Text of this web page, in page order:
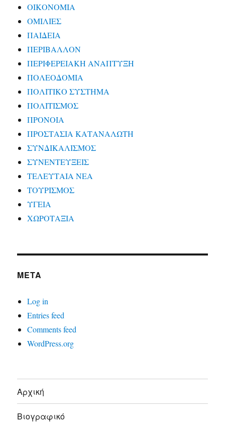
ΟΙΚΟΝΟΜΙΑ
ΟΜΙΛΙΕΣ
ΠΑΙΔΕΙΑ
ΠΕΡΙΒΑΛΛΟΝ
ΠΕΡΙΦΕΡΕΙΑΚΗ ΑΝΑΠΤΥΞΗ
ΠΟΛΕΟΔΟΜΙΑ
ΠΟΛΙΤΙΚΟ ΣΥΣΤΗΜΑ
ΠΟΛΙΤΙΣΜΟΣ
ΠΡΟΝΟΙΑ
ΠΡΟΣΤΑΣΙΑ ΚΑΤΑΝΑΛΩΤΗ
ΣΥΝΔΙΚΑΛΙΣΜΟΣ
ΣΥΝΕΝΤΕΥΞΕΙΣ
ΤΕΛΕΥΤΑΙΑ ΝΕΑ
ΤΟΥΡΙΣΜΟΣ
ΥΓΕΙΑ
ΧΩΡΟΤΑΞΙΑ
META
Log in
Entries feed
Comments feed
WordPress.org
Αρχική
Βιογραφικό